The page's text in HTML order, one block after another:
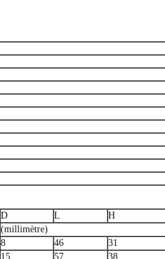
D L H
(millimètre)
8 46 31
15 57 38